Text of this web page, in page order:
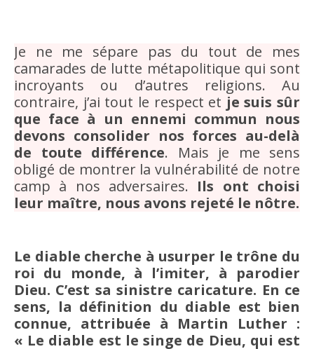
Je ne me sépare pas du tout de mes
camarades de lutte métapolitique qui sont
incroyants ou d’autres religions. Au
contraire, j’ai tout le respect et je suis sûr
que face à un ennemi commun nous
devons consolider nos forces au-delà
de toute différence. Mais je me sens
obligé de montrer la vulnérabilité de notre
camp à nos adversaires. Ils ont choisi
leur maître, nous avons rejeté le nôtre.
Le diable cherche à usurper le trône du
roi du monde, à l’imiter, à parodier
Dieu. C’est sa sinistre caricature. En ce
sens, la définition du diable est bien
connue, attribuée à Martin Luther :
« Le diable est le singe de Dieu, qui est